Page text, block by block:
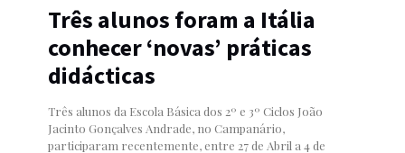
Três alunos foram a Itália
conhecer ‘novas’ práticas
didácticas
Três alunos da Escola Básica dos 2º e 3º Ciclos João
Jacinto Gonçalves Andrade, no Campanário,
participaram recentemente, entre 27 de Abril a 4 de